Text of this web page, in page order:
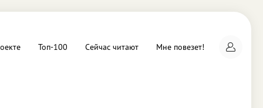
Топ-100 Сейчас читают Мне повезет!